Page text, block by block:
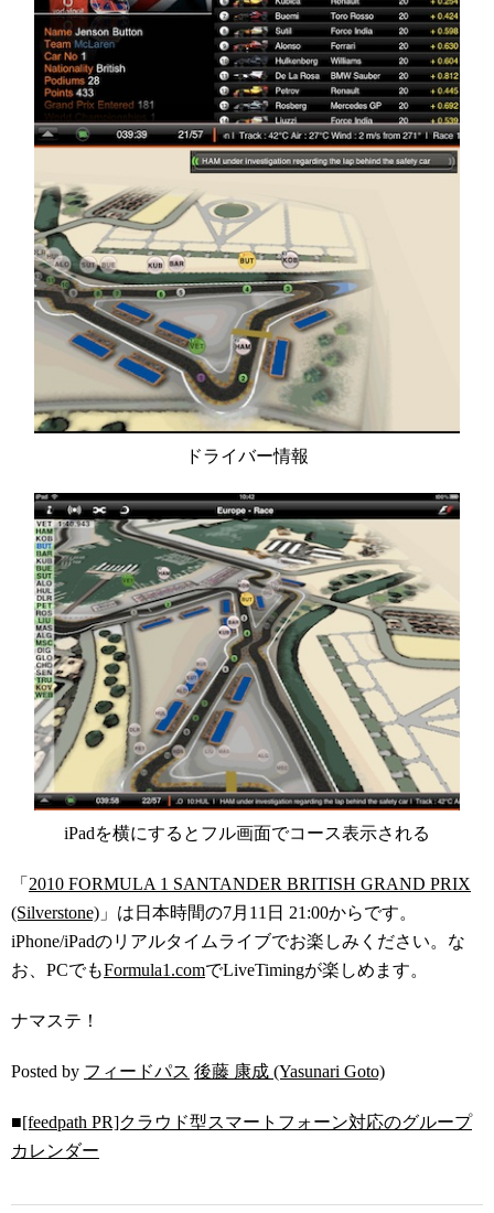
ドライバー情報
iPadを横にするとフル画面でコース表示される
「 2010 FORMULA 1 SANTANDER BRITISH GRAND PRIX
(Silverstone) 」は日本時間の7月11日 21:00からです。
iPhone/iPadのリアルタイムライブでお楽しみください。な
お、PCでもFormula1.comでLiveTimingが楽しめます。
ナマステ！
Posted by フィードパス 後藤 康成 (Yasunari Goto)
■[feedpath PR]クラウド型スマートフォーン対応のグループ
カレンダー